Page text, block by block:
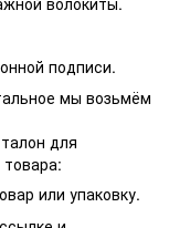
подписи.
мы возьмём
для
или упаковку.